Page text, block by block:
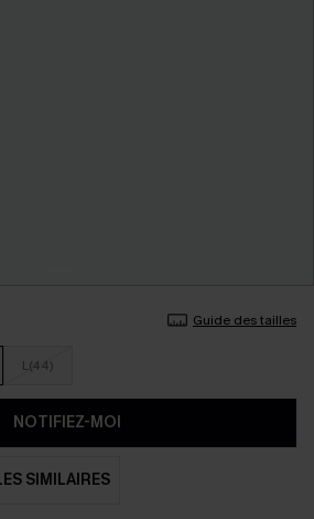
Guide des tailles
L(44)
NOTIFIEZ-MOI
SIMILAIRES